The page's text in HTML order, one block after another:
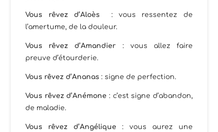
Vous rêvez d’Aloès : vous ressentez de
l’amertume, de la douleur.
Vous rêvez d’Amandier : vous allez faire
preuve d’étourderie.
Vous rêvez d’Ananas : signe de perfection.
Vous rêvez d’Anémone : c’est signe d’abandon,
de maladie.
Vous rêvez d’Angélique : vous aurez une